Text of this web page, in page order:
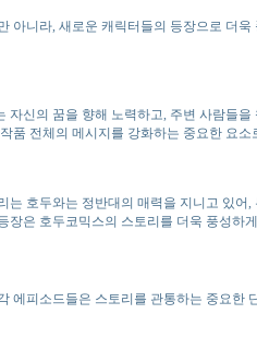
니라, 새로운 캐릭터들의 등장으로 더
신의 꿈을 향해 노력하고, 주변 사람들
품 전체의 메시지를 강화하는 중요한 요소
호두와는 정반대의 매력을 지니고 있어
은 호두코믹스의 스토리를 더욱 풍성하
피소드들은 스토리를 관통하는 중요한